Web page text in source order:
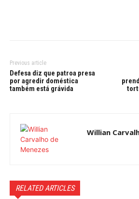
Previous article
Defesa diz que patroa presa
por agredir doméstica
também está grávida
Willian
RELATED ARTICLES